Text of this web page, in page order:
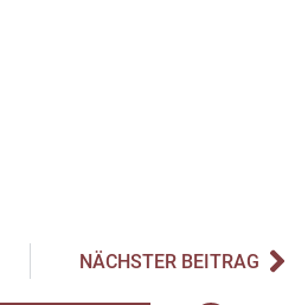
NÄCHSTER BEITRAG